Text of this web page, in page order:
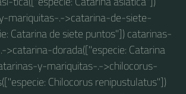
mariquitas-.->catarina-de-siete-
Catarina de siete puntos"]) catarinas-
dorada(["especie: Catarina
y-mariquitas-.->chilocorus-
Chilocorus renipustulatus"])